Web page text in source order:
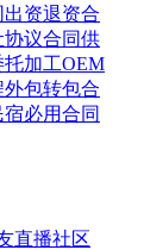
出资退资合
议合同供
托加工OEM
外包转包合
宿必用合同
直播社区